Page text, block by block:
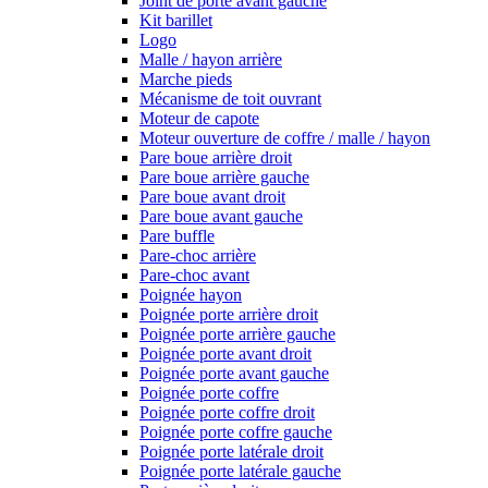
Kit barillet
Logo
Malle / hayon arrière
Marche pieds
Mécanisme de toit ouvrant
Moteur de capote
Moteur ouverture de coffre / malle / hayon
Pare boue arrière droit
Pare boue arrière gauche
Pare boue avant droit
Pare boue avant gauche
Pare buffle
Pare-choc arrière
Pare-choc avant
Poignée hayon
Poignée porte arrière droit
Poignée porte arrière gauche
Poignée porte avant droit
Poignée porte avant gauche
Poignée porte coffre
Poignée porte coffre droit
Poignée porte coffre gauche
Poignée porte latérale droit
Poignée porte latérale gauche